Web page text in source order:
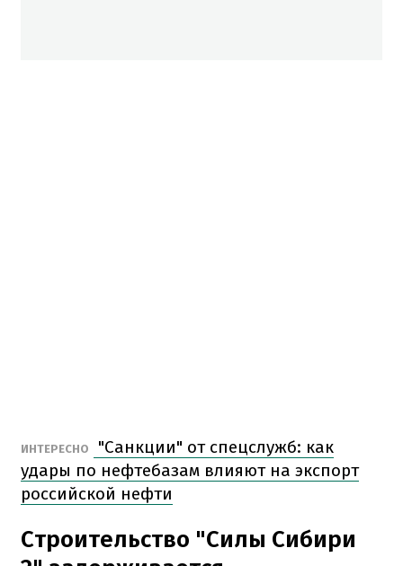
ИНТЕРЕСНО
"Санкции" от спецслужб: как
удары по нефтебазам влияют на экспорт
российской нефти
Строительство "Силы Сибири